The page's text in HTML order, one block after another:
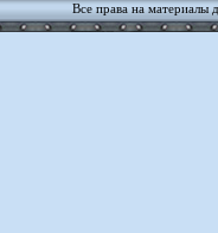
Все права на материалы